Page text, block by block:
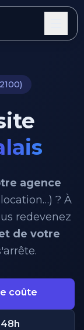
agence
? À
redevenez
de votre
coûte